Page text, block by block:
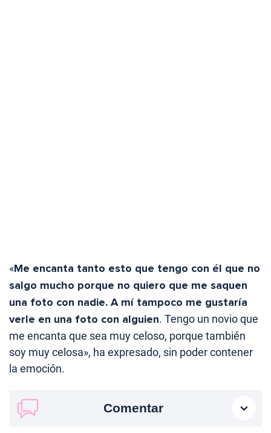
«Me encanta tanto esto que tengo con él que no
salgo mucho porque no quiero que me saquen
una foto con nadie. A mí tampoco me gustaría
verle en una foto con alguien. Tengo un novio que
me encanta que sea muy celoso, porque también
soy muy celosa», ha expresado, sin poder contener
la emoción.
Comentar